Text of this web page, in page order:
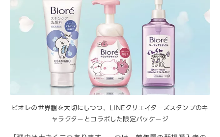
ビオレの世界観を大切にしつつ、LINEクリエイターズスタンプのキ
ャラクターとコラボした限定パッケージ